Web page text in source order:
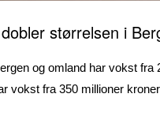
størrelsen i
og omland har vokst fra
vokst fra 350 millioner